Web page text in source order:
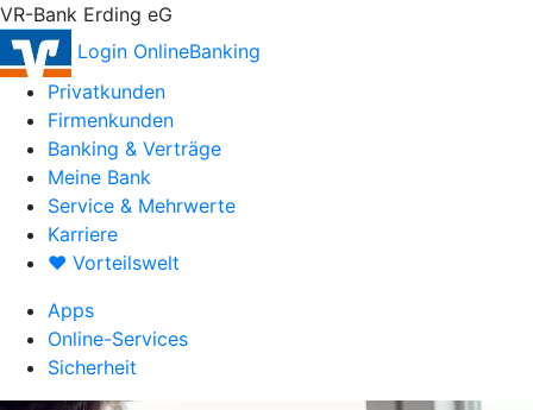
VR-Bank Erding eG
Login OnlineBanking
Privatkunden
Firmenkunden
Banking & Verträge
Meine Bank
Service & Mehrwerte
Karriere
♥ Vorteilswelt
Apps
Online-Services
Sicherheit